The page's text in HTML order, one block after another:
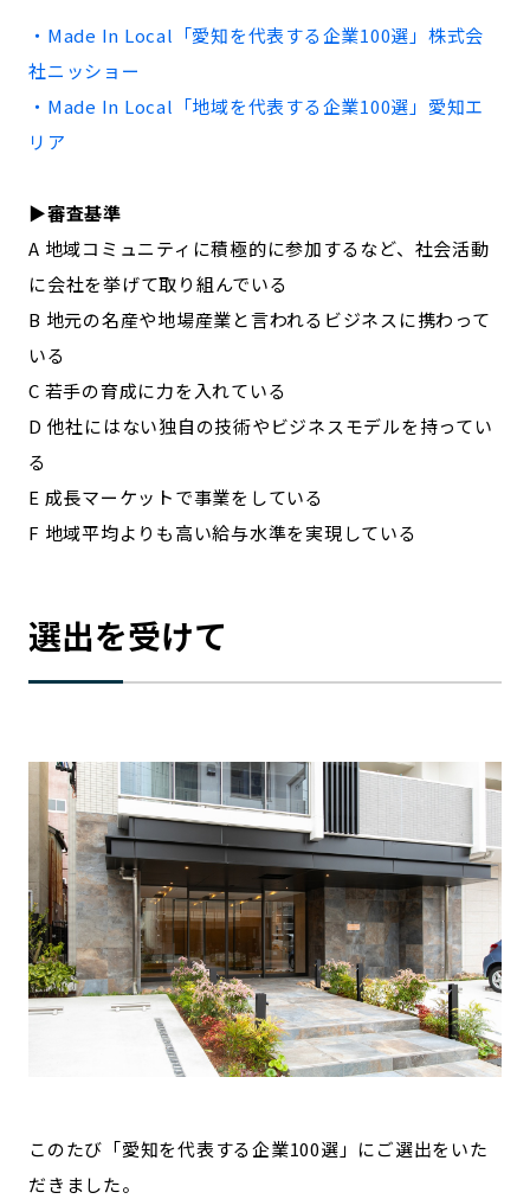
お問い合わせ 会社概要
・Made In Local「愛知を代表する企業100選」 株式会
社ニッショー
・Made In Local「地域を代表する企業100選」 愛知エ
リア
▶︎審査基準
A 地域コミュニティに積極的に参加するなど、社会活動
に会社を挙げて取り組んでいる
B 地元の名産や地場産業と言われるビジネスに携わって
いる
C 若手の育成に力を入れている
D 他社にはない独自の技術やビジネスモデルを持ってい
る
E 成長マーケットで事業をしている
F 地域平均よりも高い給与水準を実現している
選出を受けて
このたび「愛知を代表する企業100選」にご選出をいた
だきました。